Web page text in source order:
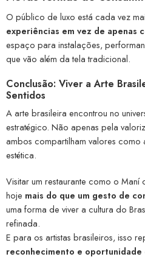
O público de luxo está cada vez
experiências em vez de apenas
espaço para instalações,
que vão além da tela tradicional.
Conclusão: Viver a Arte
Sentidos
A arte brasileira encontrou no
estratégico. Não apenas pela
ambos compartilham valores como
estética.
Visitar um restaurante como o Maní
hoje mais do que um gesto de
uma forma de viver a cultura do
refinada.
E para os artistas brasileiros, isso
reconhecimento e oportunidade